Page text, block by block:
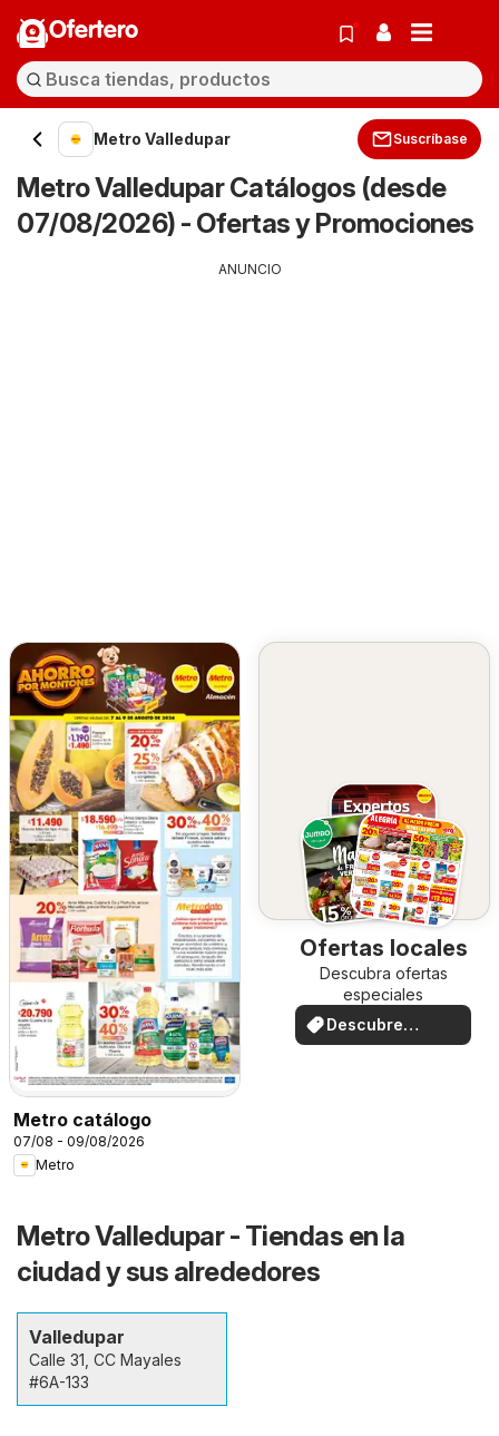
Ofertero
Metro Valledupar Suscríbase
Metro Valledupar Catálogos (desde
07/08/2026) - Ofertas y Promociones
ANUNCIO
Metro catálogo
07/08 - 09/08/2026
Metro
Ofertas locales
Descubra ofertas
especiales
Descubre
ofertas
Metro Valledupar - Tiendas en la
ciudad y sus alrededores
Valledupar
Calle 31, CC Mayales
#6A-133